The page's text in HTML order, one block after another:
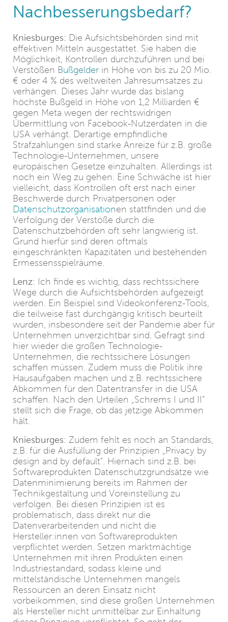
Nachbesserungsbedarf?
Kniesburges: Die Aufsichtsbehörden sind mit
effektiven Mitteln ausgestattet. Sie haben die
Möglichkeit, Kontrollen durchzuführen und bei
Verstößen Bußgelder in Höhe von bis zu 20 Mio.
€ oder 4 % des weltweiten Jahresumsatzes zu
verhängen. Dieses Jahr wurde das bislang
höchste Bußgeld in Höhe von 1,2 Milliarden €
gegen Meta wegen der rechtswidrigen
Übermittlung von Facebook-Nutzerdaten in die
USA verhängt. Derartige empfindliche
Strafzahlungen sind starke Anreize für z.B. große
Technologie-Unternehmen, unsere
europäischen Gesetze einzuhalten. Allerdings ist
noch ein Weg zu gehen. Eine Schwäche ist hier
vielleicht, dass Kontrollen oft erst nach einer
Beschwerde durch Privatpersonen oder
Datenschutzorganisationen stattfinden und die
Verfolgung der Verstöße durch die
Datenschutzbehörden oft sehr langwierig ist.
Grund hierfür sind deren oftmals
eingeschränkten Kapazitäten und bestehenden
Ermessensspielräume.
Lenz: Ich finde es wichtig, dass rechtssichere
Wege durch die Aufsichtsbehörden aufgezeigt
werden. Ein Beispiel sind Videokonferenz-Tools,
die teilweise fast durchgängig kritisch beurteilt
wurden, insbesondere seit der Pandemie aber für
Unternehmen unverzichtbar sind. Gefragt sind
hier wieder die großen Technologie-
Unternehmen, die rechtssichere Lösungen
schaffen müssen. Zudem muss die Politik ihre
Hausaufgaben machen und z.B. rechtssichere
Abkommen für den Datentransfer in die USA
schaffen. Nach den Urteilen „Schrems I und II“
stellt sich die Frage, ob das jetzige Abkommen
hält.
Kniesburges: Zudem fehlt es noch an Standards,
z.B. für die Ausfüllung der Prinzipien „Privacy by
design and by default“. Hiernach sind z.B. bei
Softwareprodukten Datenschutzgrundsätze wie
Datenminimierung bereits im Rahmen der
Technikgestaltung und Voreinstellung zu
verfolgen. Bei diesen Prinzipien ist es
problematisch, dass direkt nur die
Datenverarbeitenden und nicht die
Hersteller:innen von Softwareprodukten
verpflichtet werden. Setzen marktmächtige
Unternehmen mit ihren Produkten einen
Industriestandard, sodass kleine und
mittelständische Unternehmen mangels
Ressourcen an deren Einsatz nicht
vorbeikommen, sind diese großen Unternehmen
als Hersteller nicht unmittelbar zur Einhaltung